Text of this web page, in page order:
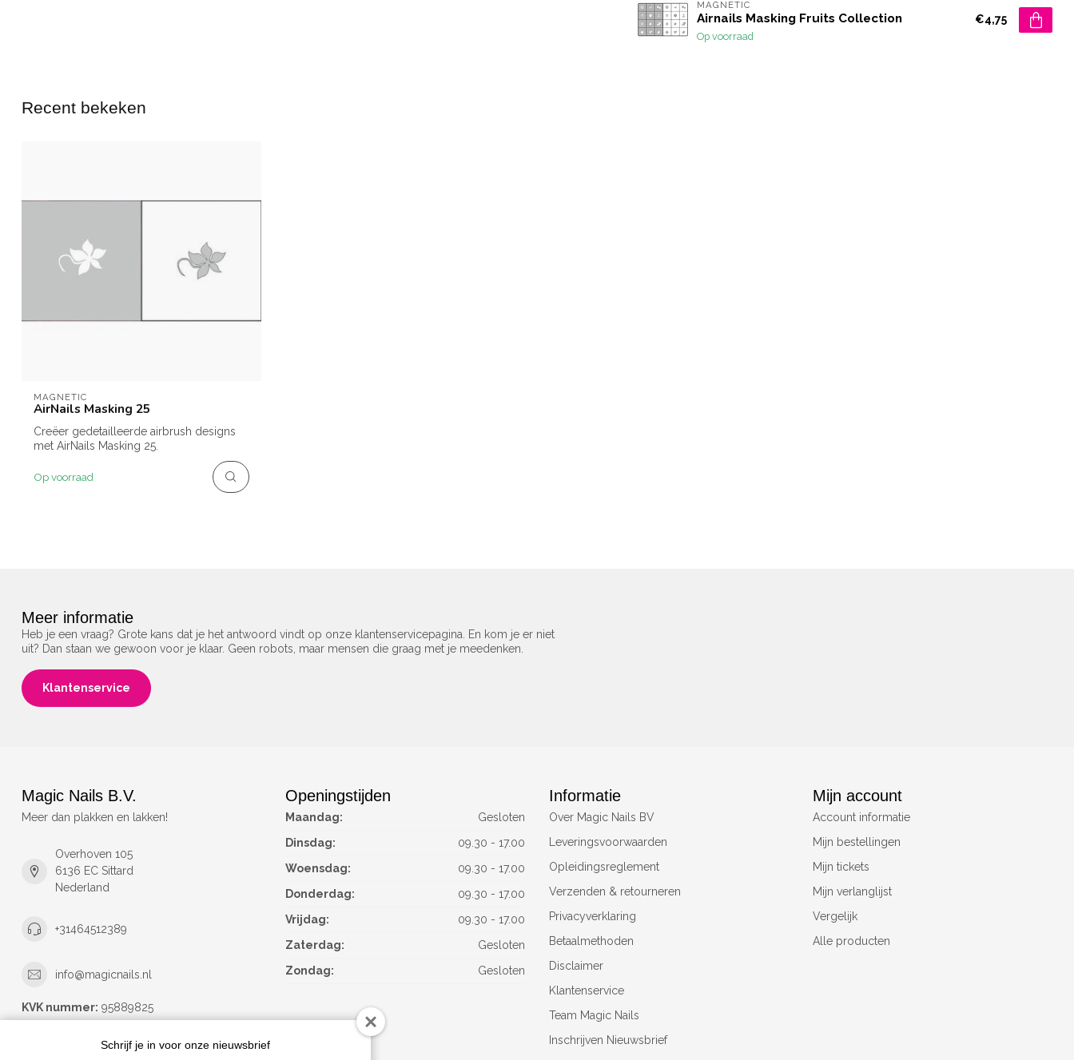
MAGNETIC
Airnails Masking Fruits Collection
Op voorraad
€4,75
Recent bekeken
MAGNETIC
AirNails Masking 25
Creëer gedetailleerde airbrush designs
met AirNails Masking 25.
Op voorraad
Meer informatie
Heb je een vraag? Grote kans dat je het antwoord vindt op onze klantenservicepagina. En kom je er niet
uit? Dan staan we gewoon voor je klaar. Geen robots, maar mensen die graag met je meedenken.
Klantenservice
Magic Nails B.V.
Meer dan plakken en lakken!
Overhoven 105
6136 EC Sittard
Nederland
+31464512389
info@magicnails.nl
KVK nummer: 95889825
Openingstijden
Maandag:
Gesloten
Dinsdag:
09.30 - 17.00
Woensdag:
09.30 - 17.00
Donderdag:
09.30 - 17.00
Vrijdag:
09.30 - 17.00
Zaterdag:
Gesloten
Zondag:
Gesloten
Informatie
Over Magic Nails BV
Leveringsvoorwaarden
Opleidingsreglement
Verzenden & retourneren
Privacyverklaring
Betaalmethoden
Disclaimer
Klantenservice
Team Magic Nails
Inschrijven Nieuwsbrief
Mijn account
Account informatie
Mijn bestellingen
Mijn tickets
Mijn verlanglijst
Vergelijk
Alle producten
Schrijf je in voor onze nieuwsbrief